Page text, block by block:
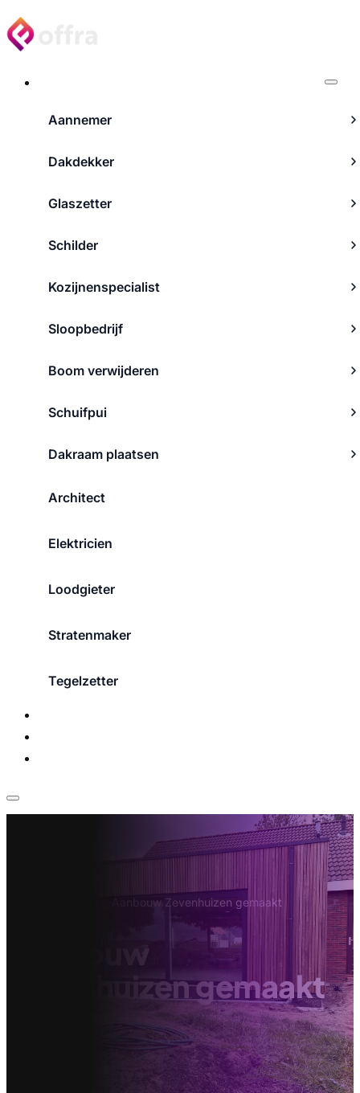
Aannemer
Dakdekker
Glaszetter
Schilder
Kozijnenspecialist
Sloopbedrijf
Boom verwijderen
Schuifpui
Dakraam plaatsen
Architect
Elektricien
Loodgieter
Stratenmaker
Tegelzetter
Aanbouw Zevenhuizen gemaakt
Aanbouw
Zevenhuizen gemaakt